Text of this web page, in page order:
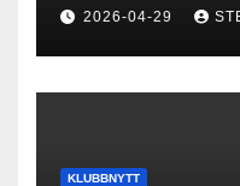
2026-04-29
KLUBBNYTT